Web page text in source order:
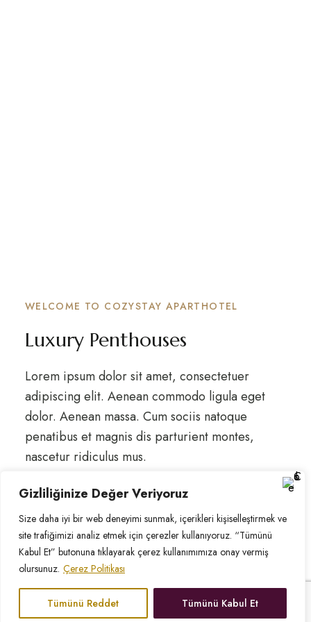
Gizliliğinize Değer Veriyoruz
Size daha iyi bir web deneyimi sunmak, içerikleri kişiselleştirmek ve
site trafiğimizi analiz etmek için çerezler kullanıyoruz. “Tümünü
Kabul Et” butonuna tıklayarak çerez kullanımımıza onay vermiş
olursunuz. Çerez Politikası
Tümünü Reddet Tümünü Kabul Et
WELCOME TO COZYSTAY APARTHOTEL
Luxury Penthouses
Lorem ipsum dolor sit amet, consectetuer
adipiscing elit. Aenean commodo ligula eget
dolor. Aenean massa. Cum sociis natoque
penatibus et magnis dis parturient montes,
nascetur ridiculus mus.
CALL US FOR MORE INFORMATION
+41 22 345 66 77